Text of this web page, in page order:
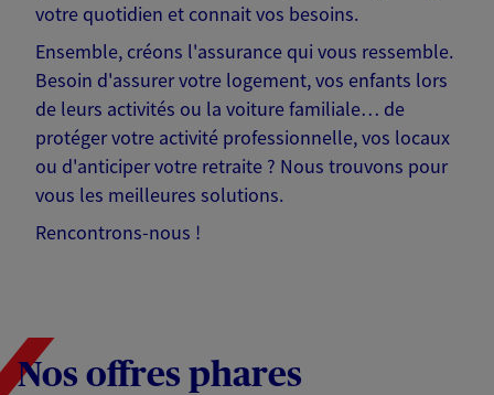
votre quotidien et connait vos besoins.
Ensemble, créons l'assurance qui vous ressemble.
Besoin d'assurer votre logement, vos enfants lors
de leurs activités ou la voiture familiale… de
protéger votre activité professionnelle, vos locaux
ou d'anticiper votre retraite ? Nous trouvons pour
vous les meilleures solutions.
Rencontrons-nous !
Nos offres phares